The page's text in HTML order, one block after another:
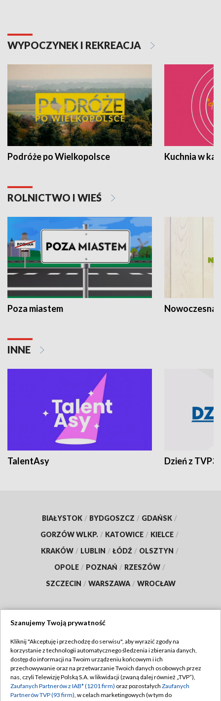
WYPOCZYNEK I REKREACJA
Podróże po Wielkopolsce Kuchnia w
ROLNICTWO I WIEŚ
Poza miastem Nowoczesna
INNE
TalentAsy Dzień z TVP3
BIAŁYSTOK / BYDGOSZCZ / GDAŃSK /
GORZÓW WLKP. / KATOWICE / KIELCE /
KRAKÓW / LUBLIN / ŁÓDŹ / OLSZTYN /
OPOLE / POZNAŃ / RZESZÓW /
SZCZECIN / WARSZAWA / WROCŁAW
TVP
Abonament TVP
Emisja w TVP
Regulamin TVP
Polityka prywatności
Szanujemy Twoją prywatność
Kliknij "Akceptuję i przechodzę do serwisu", aby wyrazić zgody na
korzystanie z technologii automatycznego śledzenia i zbierania danych,
dostęp do informacji na Twoim urządzeniu końcowym i ich
przechowywanie oraz na przetwarzanie Twoich danych osobowych przez
nas, czyli Telewizję Polską S.A. w likwidacji (zwaną dalej również „TVP”),
Zaufanych Partnerów z IAB* (1201 firm) oraz pozostałych Zaufanych
Partnerów TVP (93 firm), w celach marketingowych (w tym do